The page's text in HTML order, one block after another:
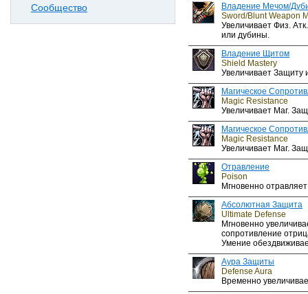
Сообщество
Владение Мечом/
Sword/Blunt Weapon
Увеличивает Физ.
или дубины.
Владение Щитом
Shield Mastery
Увеличивает Защиту
Магическое
Magic Resistance
Увеличивает Маг.
Магическое
Magic Resistance
Увеличивает Маг.
Отравление
Poison
Мгновенно
Абсолютная Защита
Ultimate Defense
Мгновенно
сопротивление
Умение
Аура Защиты
Defense Aura
Временно